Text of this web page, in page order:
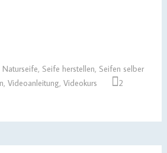
Naturseife, Seife herstellen, Seifen selber
, Videoanleitung, Videokurs
2